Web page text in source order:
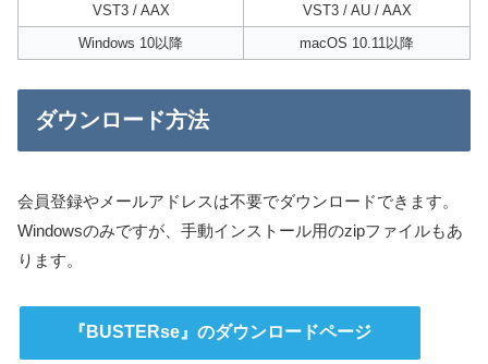
VST3 / AAX
VST3 / AU / AAX
Windows 10以降
macOS 10.11以降
ダウンロード方法
会員登録やメールアドレスは不要でダウンロードできます。
Windowsのみですが、手動インストール用のzipファイルもあ
ります。
『BUSTERse』のダウンロードページ